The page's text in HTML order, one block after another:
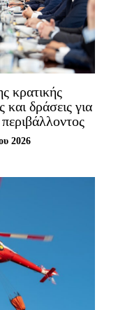
κρατικής
δράσεις για
2026